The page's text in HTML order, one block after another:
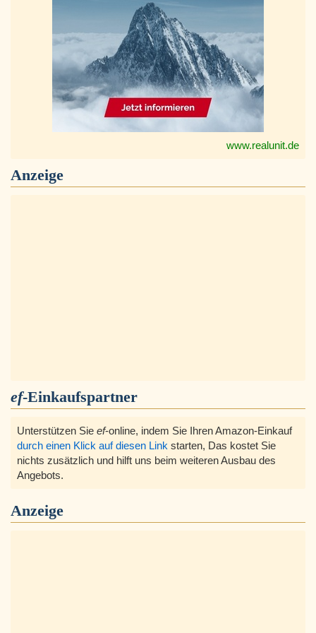
www.realunit.de
Anzeige
ef-Einkaufspartner
Unterstützen Sie ef-online, indem Sie Ihren Amazon-Einkauf
durch einen Klick auf diesen Link starten, Das kostet Sie
nichts zusätzlich und hilft uns beim weiteren Ausbau des
Angebots.
Anzeige